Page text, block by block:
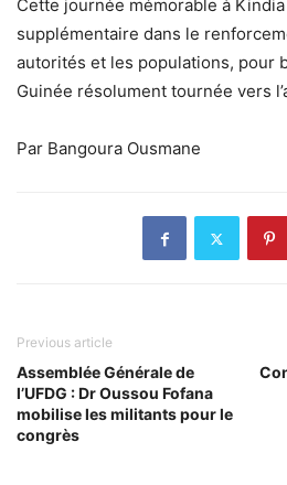
Cette journée mémorable à
supplémentaire dans le
autorités et les populations, pour
Guinée résolument tournée vers
Par Bangoura Ousmane
Previous article
Assemblée Générale de
l’UFDG : Dr Oussou Fofana
mobilise les militants pour le
congrès